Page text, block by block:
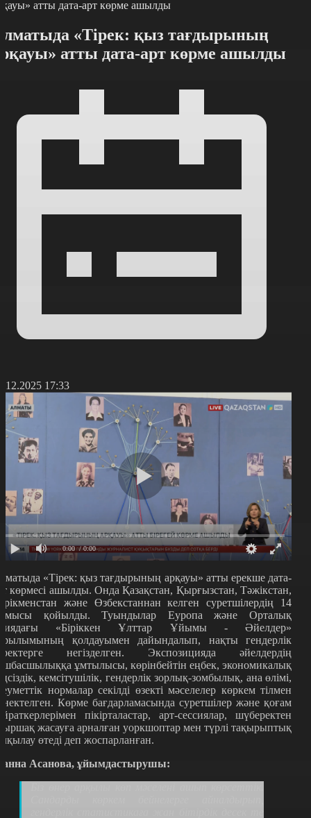
атты дата-арт көрме ашылды
«Тірек: қыз тағдырының
атты дата-арт көрме ашылды
17:33
0:00 / 0:00
«Тірек: қыз тағдырының арқауы» атты ерекше дата-
көрмесі ашылды. Онда Қазақстан, Қырғызстан, Тәжікстан,
және Өзбекстаннан келген суретшілердің 14
қойылды. Туындылар Еуропа және Орталық
«Біріккен Ұлттар Ұйымы - Әйелдер»
қолдауымен дайындалып, нақты гендерлік
негізделген. Экспозицияда әйелдердің
ұмтылысы, көрінбейтін еңбек, экономикалық
кемсітушілік, гендерлік зорлық-зомбылық, ана өлімі,
нормалар секілді өзекті мәселелер көркем тілмен
Көрме бағдарламасында суретшілер және қоғам
пікірталастар, арт-сессиялар, шүберектен
жасауға арналған уоркшоптар мен түрлі тақырыптық
өтеді деп жоспарланған.
Асанова, ұйымдастырушы: